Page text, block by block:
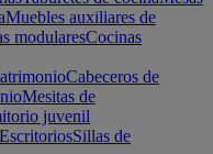
Muebles auxiliares de
modularesCocinas
Cabeceros de
Mesitas de
juvenil
EscritoriosSillas de